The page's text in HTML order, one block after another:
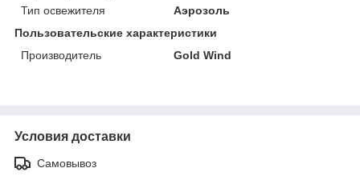
Тип освежителя
Аэрозоль
Пользовательские характеристики
Производитель
Gold Wind
Условия доставки
Самовывоз